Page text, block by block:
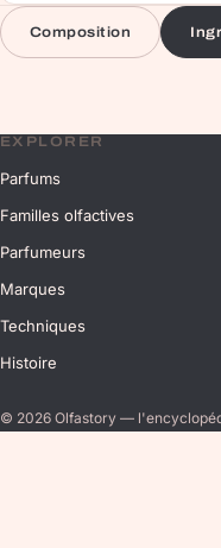
Composition
EXPLORER
Parfums
Familles olfactives
Parfumeurs
Marques
Techniques
Histoire
© 2026 Olfastory —